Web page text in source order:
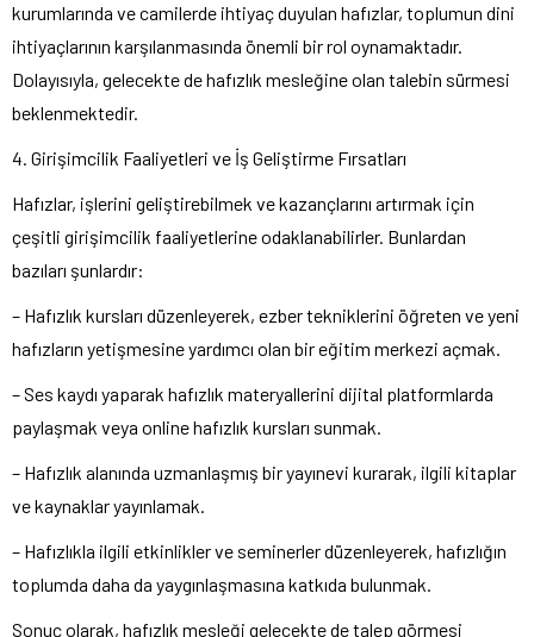
kurumlarında ve camilerde ihtiyaç duyulan hafızlar, toplumun dini
ihtiyaçlarının karşılanmasında önemli bir rol oynamaktadır.
Dolayısıyla, gelecekte de hafızlık mesleğine olan talebin sürmesi
beklenmektedir.
4. Girişimcilik Faaliyetleri ve İş Geliştirme Fırsatları
Hafızlar, işlerini geliştirebilmek ve kazançlarını artırmak için
çeşitli girişimcilik faaliyetlerine odaklanabilirler. Bunlardan
bazıları şunlardır:
– Hafızlık kursları düzenleyerek, ezber tekniklerini öğreten ve yeni
hafızların yetişmesine yardımcı olan bir eğitim merkezi açmak.
– Ses kaydı yaparak hafızlık materyallerini dijital platformlarda
paylaşmak veya online hafızlık kursları sunmak.
– Hafızlık alanında uzmanlaşmış bir yayınevi kurarak, ilgili kitaplar
ve kaynaklar yayınlamak.
– Hafızlıkla ilgili etkinlikler ve seminerler düzenleyerek, hafızlığın
toplumda daha da yaygınlaşmasına katkıda bulunmak.
Sonuç olarak, hafızlık mesleği gelecekte de talep görmesi